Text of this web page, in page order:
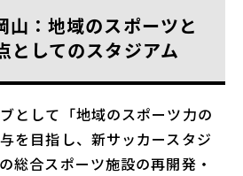
山：地域のスポーツと
としてのスタジアム
として「地域のスポーツ力の
を目指し、新サッカースタジ
総合スポーツ施設の再開発・